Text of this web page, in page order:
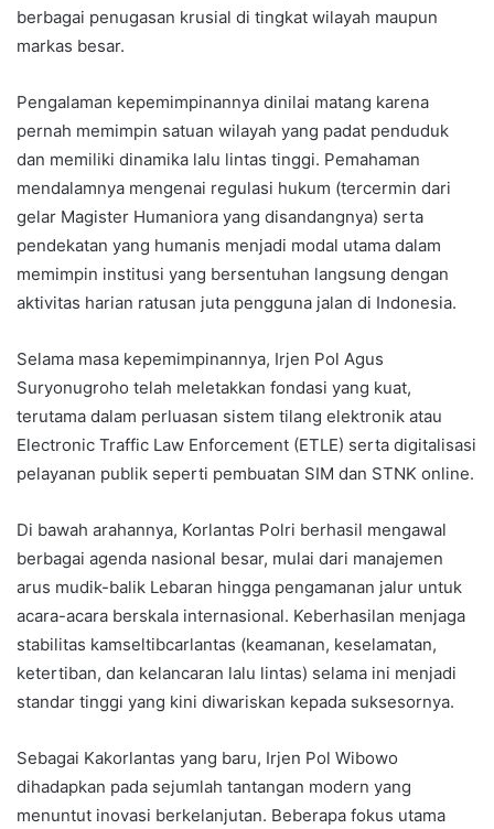
berbagai penugasan krusial di tingkat wilayah maupun
markas besar.
Pengalaman kepemimpinannya dinilai matang karena
pernah memimpin satuan wilayah yang padat penduduk
dan memiliki dinamika lalu lintas tinggi. Pemahaman
mendalamnya mengenai regulasi hukum (tercermin dari
gelar Magister Humaniora yang disandangnya) serta
pendekatan yang humanis menjadi modal utama dalam
memimpin institusi yang bersentuhan langsung dengan
aktivitas harian ratusan juta pengguna jalan di Indonesia.
Selama masa kepemimpinannya, Irjen Pol Agus
Suryonugroho telah meletakkan fondasi yang kuat,
terutama dalam perluasan sistem tilang elektronik atau
Electronic Traffic Law Enforcement (ETLE) serta digitalisasi
pelayanan publik seperti pembuatan SIM dan STNK online.
Di bawah arahannya, Korlantas Polri berhasil mengawal
berbagai agenda nasional besar, mulai dari manajemen
arus mudik-balik Lebaran hingga pengamanan jalur untuk
acara-acara berskala internasional. Keberhasilan menjaga
stabilitas kamseltibcarlantas (keamanan, keselamatan,
ketertiban, dan kelancaran lalu lintas) selama ini menjadi
standar tinggi yang kini diwariskan kepada suksesornya.
Sebagai Kakorlantas yang baru, Irjen Pol Wibowo
dihadapkan pada sejumlah tantangan modern yang
menuntut inovasi berkelanjutan. Beberapa fokus utama